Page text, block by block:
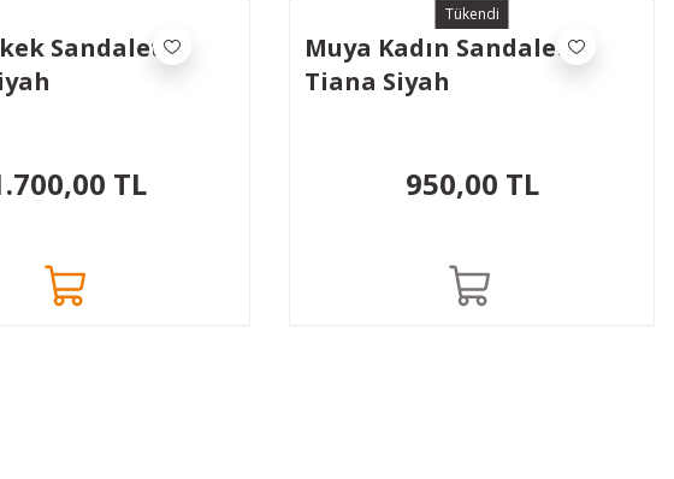
Sandalet
TL
Tükendi
Muya Kadın Sandaleti
Tiana Siyah
950,00 TL